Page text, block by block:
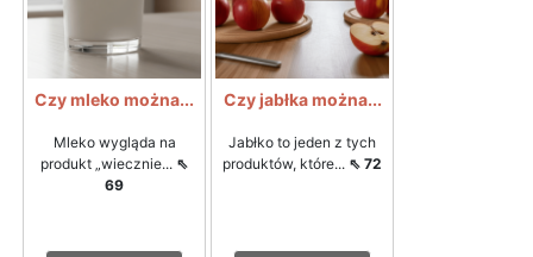
Czy mleko można...
Mleko wygląda na
produkt „wiecznie... ⇖
69
Czy jabłka można...
Jabłko to jeden z tych
produktów, które... ⇖ 72